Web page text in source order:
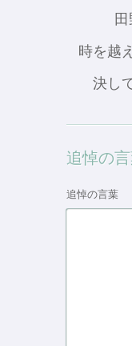
時を越
決し
追悼の
追悼の言葉